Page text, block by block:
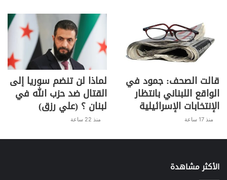
قالت الصحف: جمود في
الواقع اللبناني بانتظار
الإنتخابات الإسرائيلية
منذ 17 ساعة
لماذا لن تنضم سوريا إلى
القتال ضد حزب الله في
لبنان ؟ (علي رزق)
منذ 22 ساعة
الأكثر مشاهدة